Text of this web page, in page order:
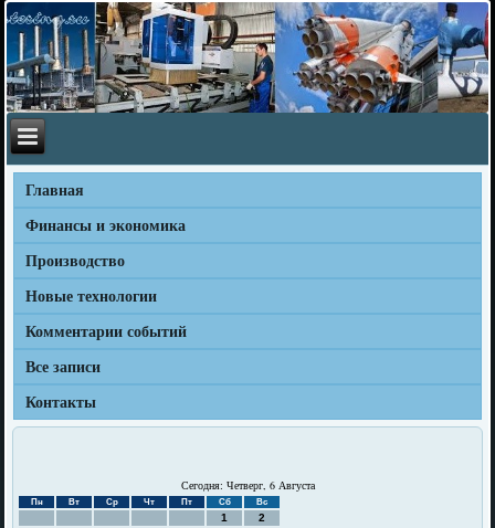
Главная
Финансы и экономика
Производство
Новые технологии
Комментарии событий
Все записи
Контакты
Сегодня: Четверг, 6 Августа
Пн Вт Ср Чт Пт Сб Вс
1
2